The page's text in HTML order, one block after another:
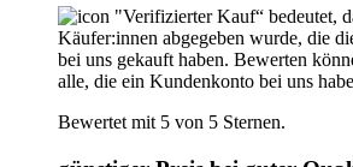
"Verifizierter Kauf“ bedeutet,
Käufer:innen abgegeben wurde, die
bei uns gekauft haben. Bewerten
alle, die ein Kundenkonto bei uns
Bewertet mit 5 von 5 Sternen.